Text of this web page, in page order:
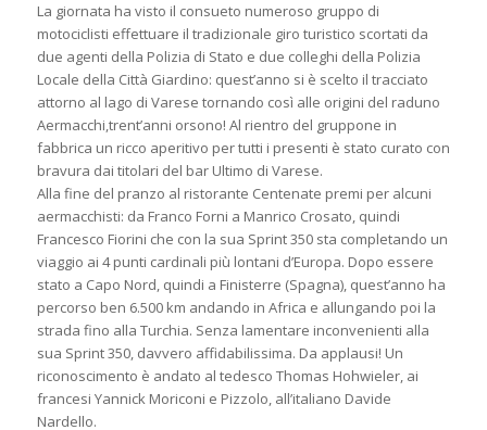
La giornata ha visto il consueto numeroso gruppo di
motociclisti effettuare il tradizionale giro turistico scortati da
due agenti della Polizia di Stato e due colleghi della Polizia
Locale della Città Giardino: quest’anno si è scelto il tracciato
attorno al lago di Varese tornando così alle origini del raduno
Aermacchi,trent’anni orsono! Al rientro del gruppone in
fabbrica un ricco aperitivo per tutti i presenti è stato curato con
bravura dai titolari del bar Ultimo di Varese.
Alla fine del pranzo al ristorante Centenate premi per alcuni
aermacchisti: da Franco Forni a Manrico Crosato, quindi
Francesco Fiorini che con la sua Sprint 350 sta completando un
viaggio ai 4 punti cardinali più lontani d’Europa. Dopo essere
stato a Capo Nord, quindi a Finisterre (Spagna), quest’anno ha
percorso ben 6.500 km andando in Africa e allungando poi la
strada fino alla Turchia. Senza lamentare inconvenienti alla
sua Sprint 350, davvero affidabilissima. Da applausi! Un
riconoscimento è andato al tedesco Thomas Hohwieler, ai
francesi Yannick Moriconi e Pizzolo, all’italiano Davide
Nardello.